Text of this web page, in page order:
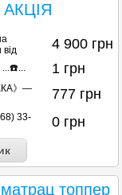
АКЦІЯ
4 900 грн
...☎️... 1 грн
》—
777 грн
33-
0 грн
топпер